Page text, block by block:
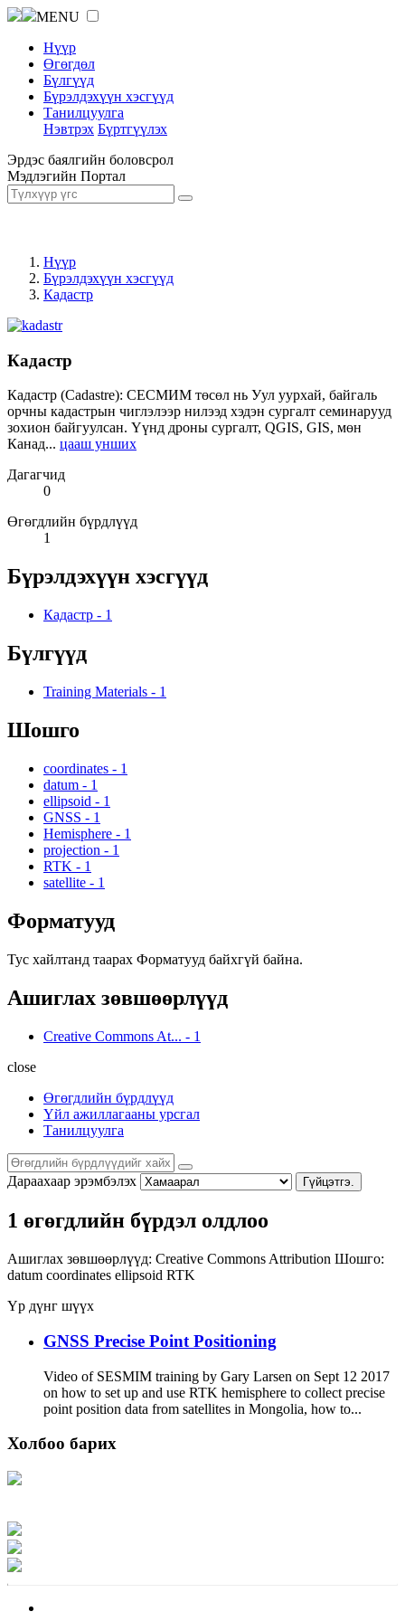
MENU
Нүүр
Өгөгдөл
Бүлгүүд
Бүрэлдэхүүн хэсгүүд
Танилцуулга
Нэвтрэх Бүртгүүлэх
Эрдэс баялгийн боловсрол
Мэдлэгийн Портал
Нүүр
Бүрэлдэхүүн хэсгүүд
Кадастр
Кадастр
Кадастр (Cadastre): СЕСМИМ төсөл нь Уул уурхай, байгаль
орчны кадастрын чиглэлээр нилээд хэдэн сургалт семинарууд
зохион байгуулсан. Үүнд дроны сургалт, QGIS, GIS, мөн
Канад... цааш унших
Дагагчид
0
Өгөгдлийн бүрдлүүд
1
Бүрэлдэхүүн хэсгүүд
Кадастр - 1
Бүлгүүд
Training Materials - 1
Шошго
coordinates - 1
datum - 1
ellipsoid - 1
GNSS - 1
Hemisphere - 1
projection - 1
RTK - 1
satellite - 1
Форматууд
Тус хайлтанд таарах Форматууд байхгүй байна.
Ашиглах зөвшөөрлүүд
Creative Commons At... - 1
close
Өгөгдлийн бүрдлүүд
Үйл ажиллагааны урсгал
Танилцуулга
Дараахаар эрэмбэлэх Гүйцэтгэ.
1 өгөгдлийн бүрдэл олдлоо
Ашиглах зөвшөөрлүүд: Creative Commons Attribution Шошго:
datum coordinates ellipsoid RTK
Үр дүнг шүүх
GNSS Precise Point Positioning
Video of SESMIM training by Gary Larsen on Sept 12 2017
on how to set up and use RTK hemisphere to collect precise
point position data from satellites in Mongolia, how to...
Холбоо барих